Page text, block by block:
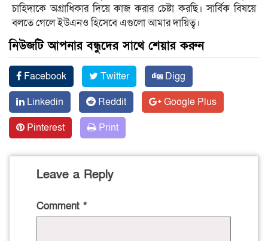
চাহিদাকে অগ্রাধিকার দিয়ে কাজ করার চেষ্টা করছি। সার্বিক বিষয়ে
বলতে গেলে ইউএনও হিসেবে এগুলো আমার দায়িত্ব।
নিউজটি আপনার বন্ধুদের সাথে শেয়ার করুন
Facebook Twitter
Digg
Linkedin
Reddit
Google Plus
Pinterest
Print
Leave a Reply
Comment *